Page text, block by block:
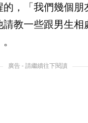
的，「我們幾個朋
教一些跟男生相
廣告 - 請繼續往下閱讀